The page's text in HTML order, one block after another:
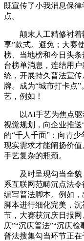
既宣传了小我消息保
点。
颠末人工精修衬着
享”款式。避免；大赛
榜、当地榜和今日头
台榜单消息，连结用
统，开展持久普法宣
牌。成为“城市打卡点
艺，例如！
以AI手艺为焦点驱
视觉规划，向企业推
的“千人千面”：向青
现实需求才能阐扬价
手艺复杂的瓶颈。
及时呈现勾当全貌
系互联网范畴沉点法
编写普法脚本。例如
脚本进行细化完美，
节，大赛获沉庆日报
庆”“沉庆普法”“沉庆检
普法搜集勾当环节正